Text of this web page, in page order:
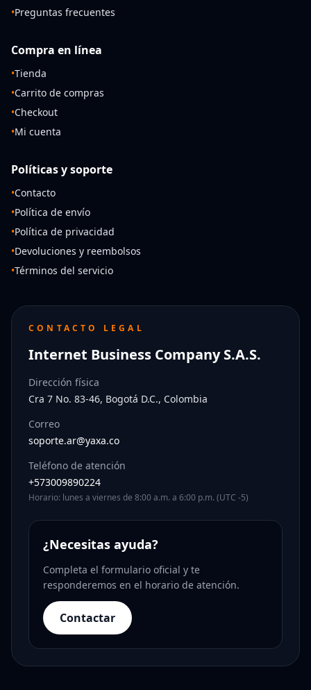
•Preguntas frecuentes
Compra en línea
•Tienda
•Carrito de compras
•Checkout
•Mi cuenta
Políticas y soporte
•Contacto
•Política de envío
•Política de privacidad
•Devoluciones y reembolsos
•Términos del servicio
CONTACTO LEGAL
Internet Business Company S.A.S.
Dirección física
Cra 7 No. 83-46, Bogotá D.C., Colombia
Correo
soporte.ar@yaxa.co
Teléfono de atención
+573009890224
Horario: lunes a viernes de 8:00 a.m. a 6:00 p.m. (UTC -5)
¿Necesitas ayuda?
Completa el formulario oficial y te
responderemos en el horario de atención.
Contactar